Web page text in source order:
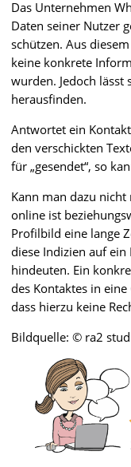
Das Unternehmen
Daten seiner Nutzer
schützen. Aus
keine konkrete
wurden. Jedoch lässt
herausfinden.
Antwortet ein
den verschickten
für „gesendet“, so
Kann man dazu
online ist
Profilbild eine lange
diese Indizien auf
hindeuten. Ein
des Kontaktes in
dass hierzu keine
Bildquelle: © ra2